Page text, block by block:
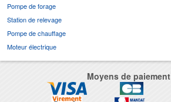
Pompe de forage
Station de relevage
Pompe de chauffage
Moteur électrique
Moyens de paiement